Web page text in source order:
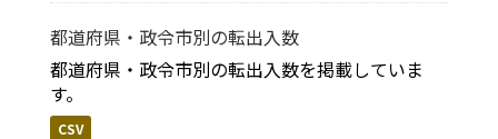
都道府県・政令市別の転出入数
都道府県・政令市別の転出入数を掲載していま
す。
CSV